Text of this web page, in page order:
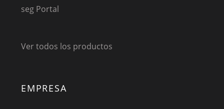
seg Portal
Ver todos los productos
EMPRESA